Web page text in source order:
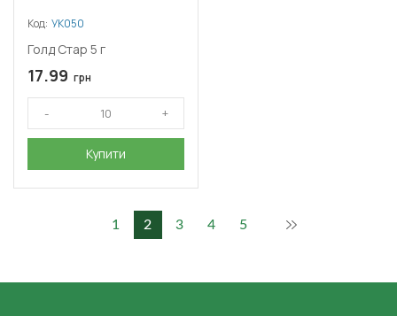
Код: УК050
Голд Стар 5 г
17.99 грн
Купити
1 2 3 4 5